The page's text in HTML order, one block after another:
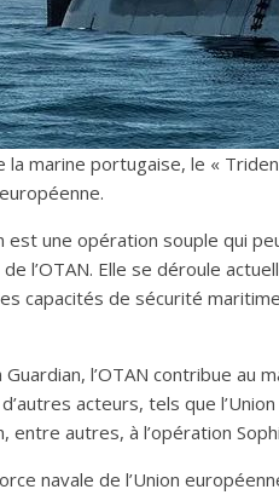
la marine portugaise, le «
est une opération souple qui
l’OTAN. Elle se déroule
capacités de sécurité
l’OTAN contribue au
acteurs, tels que
entre autres, à l’opération
navale de l’Union